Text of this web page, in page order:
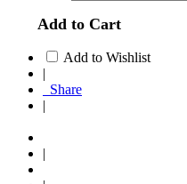
Add to Cart
Add to Wishlist
|
Share
|
|